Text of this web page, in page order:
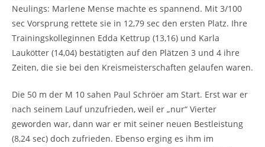
Neulings: Marlene Mense machte es spannend. Mit 3/100
sec Vorsprung rettete sie in 12,79 sec den ersten Platz. Ihre
Trainingskolleginnen Edda Kettrup (13,16) und Karla
Laukötter (14,04) bestätigten auf den Plätzen 3 und 4 ihre
Zeiten, die sie bei den Kreismeisterschaften gelaufen waren.
Die 50 m der M 10 sahen Paul Schröer am Start. Erst war er
nach seinem Lauf unzufrieden, weil er „nur“ Vierter
geworden war, dann war er mit seiner neuen Bestleistung
(8,24 sec) doch zufrieden. Ebenso erging es ihm im